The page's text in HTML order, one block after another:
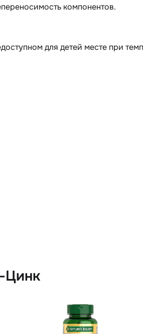
компонентов.
для детей месте при
Цинк